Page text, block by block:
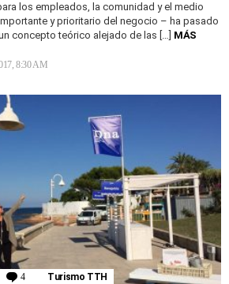
los empleados, la comunidad y el medio
y prioritario del negocio – ha pasado
concepto teórico alejado de las […] MÁS
8:30 AM
4 Comentarios
Turismo TTH